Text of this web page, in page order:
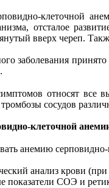
клеточной
отсталое
вверх череп.
заболевания
относят все
сосудов
клеточной
анемию
анализ крови (при
показатели СОЭ и